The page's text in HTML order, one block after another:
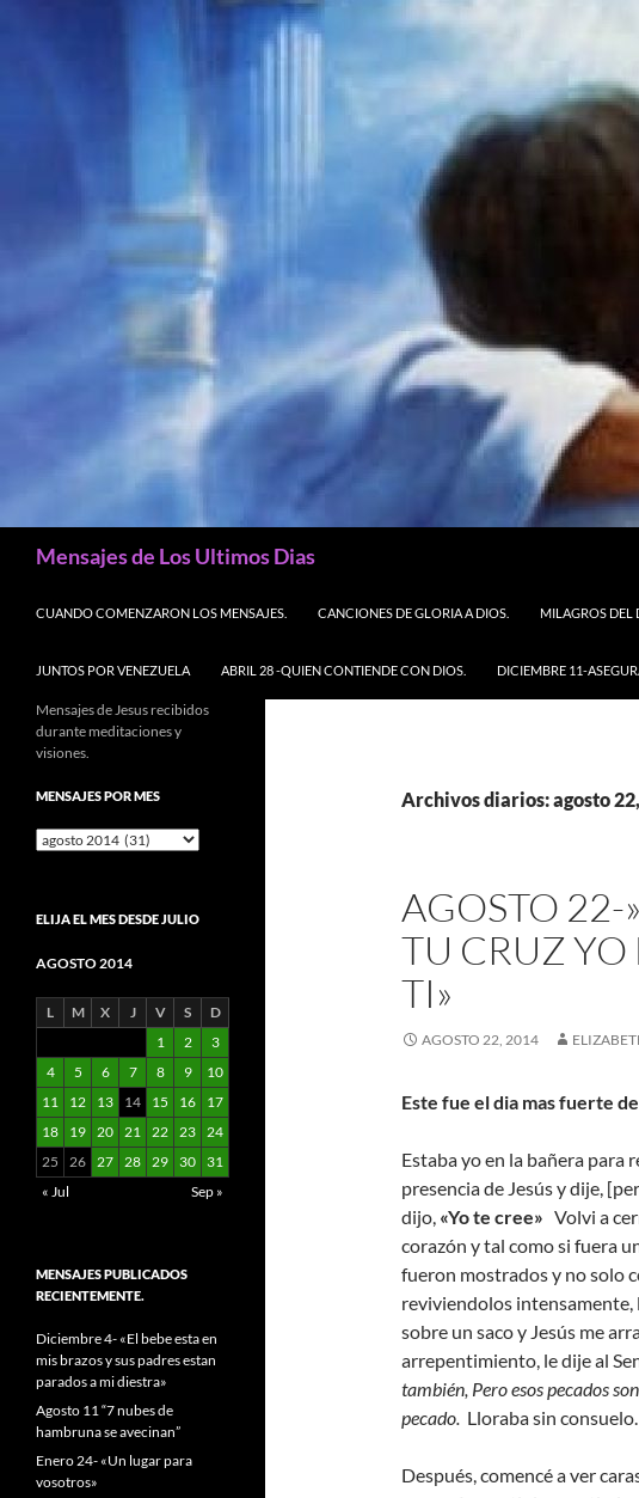
Mensajes de Los Ultimos Dias
CUANDO COMENZARON LOS MENSAJES.
CANCIONES DE GLORIA A DIOS. MILAGROS DEL
JUNTOS POR VENEZUELA ABRIL 28 -QUIEN CONTIENDE CON DIOS. DICIEMBRE 11-
Archivos diarios: agosto
AGOSTO 22-
TU CRUZ YO
TI»
AGOSTO 22, 2014
Este fue el dia mas fuerte
Estaba yo en la bañera para
presencia de Jesús y dije,
dijo, «Yo te cree» Volvi a
corazón y tal como si fuera
fueron mostrados y no solo
reviviendolos intensamente,
sobre un saco y Jesús me
arrepentimiento, le dije al
también, Pero esos pecados
pecado. Lloraba sin consuelo.
Después, comencé a ver
Mensajes de Jesus recibidos
durante meditaciones y
visiones.
MENSAJES POR MES
Mensajes
ELIJA EL MES DESDE JULIO
AGOSTO 2014
L M X J V S
D
1
2
3
4
5 6 7 8 9
10
11
12 13 14 15 16
17
18
19 20 21 22 23 24
25
26 27 28 29 30
31
« Jul
Sep »
MENSAJES PUBLICADOS
RECIENTEMENTE.
Diciembre 4- «El bebe esta en
mis brazos y sus padres estan
parados a mi diestra»
Agosto 11 “7 nubes de
hambruna se avecinan”
Enero 24- «Un lugar para
vosotros»